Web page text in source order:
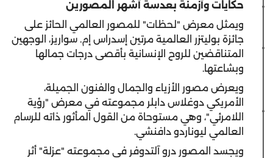
حكايات وأزمنة بعدسة أشهر المصورين
ويمثل معرض "لحظات" للمصور العالمي الحائز على
جائزة بوليتزر العالمية مرتين إسدراس إم. سواريز، الوجهين
المتناقضين للروح الإنسانية بأقصى درجات جمالها
وبشاعتها.
ويعرض مصور الأزياء والجمال والفنون الجميلة،
الأمريكي دوغلاس دابلر مجموعته في معرض "رؤية
اللامرئي"، وهي مستوحاة من القول المأثور ذاته للرسام
العالمي ليوناردو دافنشي.
ويجسد المصور درو آلتدوفر في مجموعته "عزلة" أثر